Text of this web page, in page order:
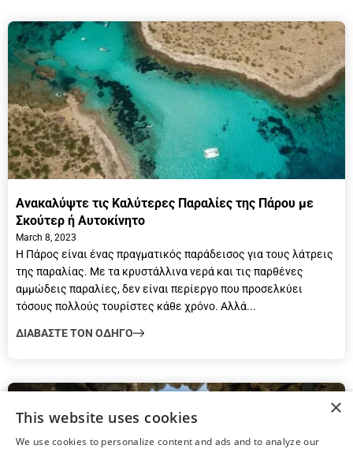
Οδηγός Πάρου
Ανακαλύψτε τις Καλύτερες Παραλίες της Πάρου με
Σκούτερ ή Αυτοκίνητο
March 8, 2023
Η Πάρος είναι ένας πραγματικός παράδεισος για τους λάτρεις
της παραλίας. Με τα κρυστάλλινα νερά και τις παρθένες
αμμώδεις παραλίες, δεν είναι περίεργο που προσελκύει
τόσους πολλούς τουρίστες κάθε χρόνο. Αλλά...
ΔΙΑΒΑΣΤΕ ΤΟΝ ΟΔΗΓΟ
×
This website uses cookies
We use cookies to personalize content and ads and to analyze our